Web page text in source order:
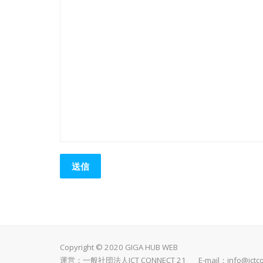
Copyright © 2020 GIGA HUB WEB
運営：一般社団法人ICT CONNECT 21 E-mail：